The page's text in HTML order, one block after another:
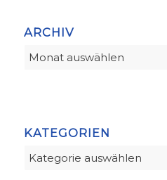
ARCHIV
KATEGORIEN
Kategorien